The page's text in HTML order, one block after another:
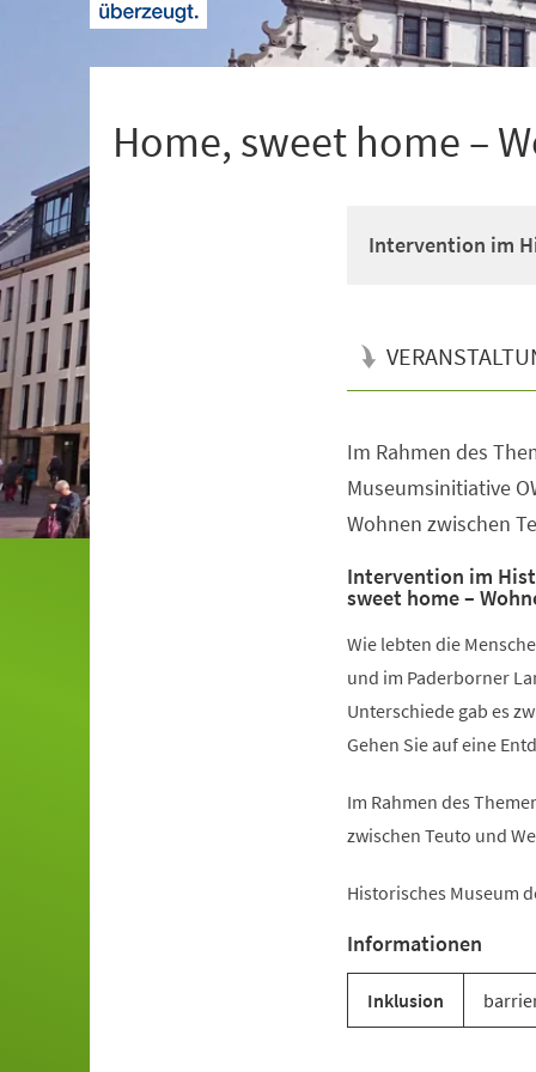
Home, sweet home –
Intervention im
Im Rahmen des
Museumsinitiative
Wohnen zwischen
Intervention im
sweet home –
Wie lebten die
und im Paderborner
Unterschiede gab es
Gehen Sie auf eine
Im Rahmen des
zwischen Teuto und
Historisches Museum
Informationen
Inklusion